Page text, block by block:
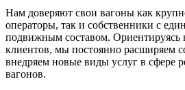
Нам доверяют свои вагоны как
операторы, так и собственники с
подвижным составом. Ориентируясь
клиентов, мы постоянно расширяем
внедряем новые виды услуг в сфере
вагонов.